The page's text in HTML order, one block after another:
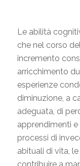
Le abilità
che nel corso
incremento
arricchimento
esperienze
diminuzione, a
adeguata, di
apprendimenti
processi di
abituali di vita,